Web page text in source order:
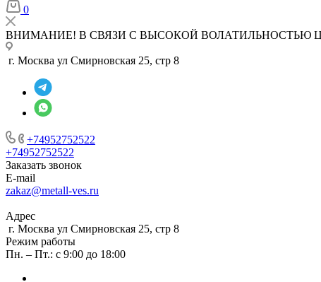
0
ВНИМАНИЕ! В СВЯЗИ С ВЫСОКОЙ ВОЛАТИЛЬНОСТЬЮ
г. Москва ул Смирновская 25, стр 8
+74952752522
+74952752522
Заказать звонок
E-mail
zakaz@metall-ves.ru
Адрес
г. Москва ул Смирновская 25, стр 8
Режим работы
Пн. – Пт.: с 9:00 до 18:00